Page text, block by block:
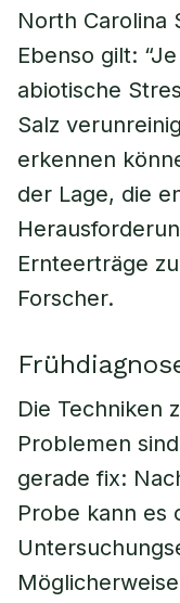
North Carolina
Ebenso gilt:
abiotische
Salz
erkennen
der Lage, die
Ernteerträge
Forscher.
Die Techniken
Problemen
gerade fix:
Probe kann es